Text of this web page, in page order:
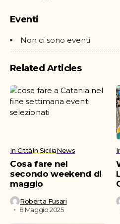
Eventi
Non ci sono eventi
Related Articles
In CittàIn SiciliaNews
Cosa fare nel
secondo weekend di
maggio
Roberta Fusari
8 Maggio 2025